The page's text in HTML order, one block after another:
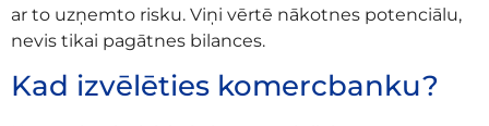
ar to uzņemto risku. Viņi vērtē nākotnes potenciālu,
nevis tikai pagātnes bilances.
Kad izvēlēties komercbanku?